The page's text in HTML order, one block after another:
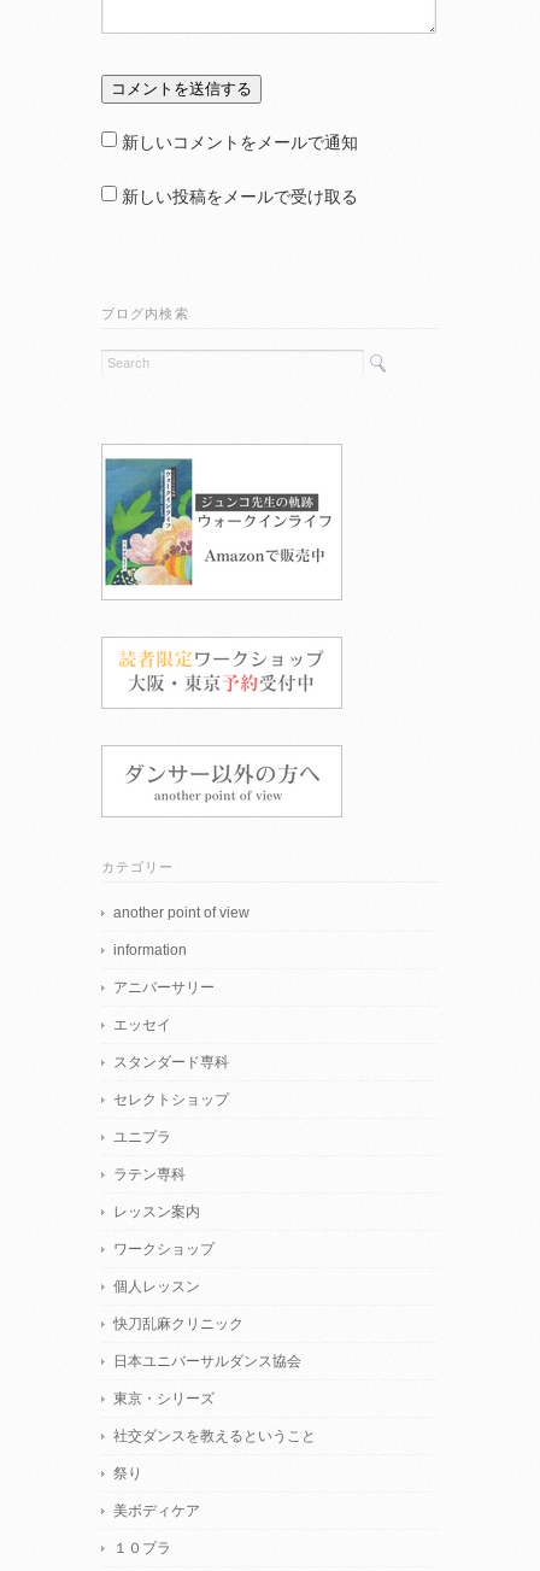
新しいコメントをメールで通知
新しい投稿をメールで受け取る
ブログ内検索
カテゴリー
another point of view
information
アニバーサリー
エッセイ
スタンダード専科
セレクトショップ
ユニプラ
ラテン専科
レッスン案内
ワークショップ
個人レッスン
快刀乱麻クリニック
日本ユニバーサルダンス協会
東京・シリーズ
社交ダンスを教えるということ
祭り
美ボディケア
１０プラ